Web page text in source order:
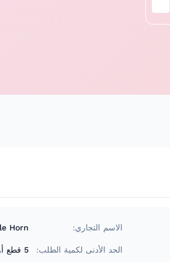
الاسم التجاري: Horn
الحد الأدنى لكمية الطلب: 5 قطع أو حاوية كاملة مع نموذج مختلط